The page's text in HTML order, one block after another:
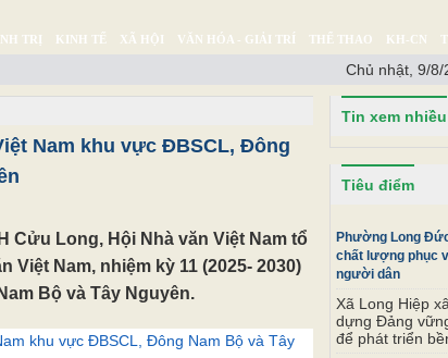
TRỊ KINH TẾ XÃ HỘI VĂN HÓA - GIẢI TRÍ THỂ THAO KH-CN
Chủ nhật, 9/
Nam khu vực ĐBSCL, Đông
Cửu Long, Hội Nhà văn Việt Nam tổ
Việt Nam, nhiệm kỳ 11 (2025- 2030)
Bộ và Tây Nguyên.
Tin xem nhiều
Tiêu điểm
Phường Long
chất lượng phục
người dân
Xã Long Hiệp
dựng Đảng
để phát triển